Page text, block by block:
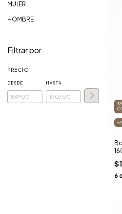
MUJER
HOMBRE
Filtrar por
PRECIO
DESDE HASTA
6